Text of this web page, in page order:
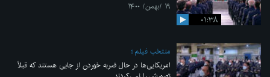
۰۱:۳۸
۱۹ /بهمن/ ۱۴۰۰
منتخب فیلم
امریکایی‌ها در حال ضربه خوردن از جایی هستند که قبلاً